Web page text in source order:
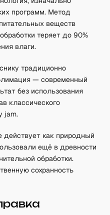
программ. Метод
веществ
теряет до 90%
влаги.
традиционно
— современный
без использования
классического
jam.
действует как природный
ещё в древности
обработки.
сохранность